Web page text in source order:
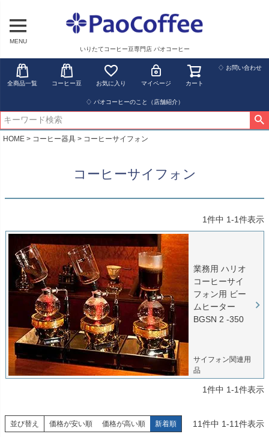
MENU
いりたてコーヒー豆専門店 パオコーヒー
全商品一覧 コーヒー豆 お気に入り マイページ カート
♢ お問い合わせ
♢ パオコーヒーのこと（店舗紹介）
HOME コーヒー器具 コーヒーサイフォン
コーヒーサイフォン
1件中 1-1件表示
業務用 ハリオ
コーヒーサイ
フォン用 ビー
ムヒーター
BGSN 2 -350
サイフォン関連用
品
1件中 1-1件表示
並び替え 価格が安い順 価格が高い順 新着順 11件中 1-11件表示